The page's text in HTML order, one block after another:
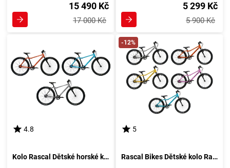
15 490 Kč
17 000 Kč
5 299 Kč
5 900 Kč
4.8
Kolo Rascal Dětské horské kolo 10 rychlostí Barevná kombinace: Oranžové
-12%
5
Rascal Bikes Dětské kolo Rascal s 3 rychlostmi Sturmey Archer Barevná kombinace: Oranžové